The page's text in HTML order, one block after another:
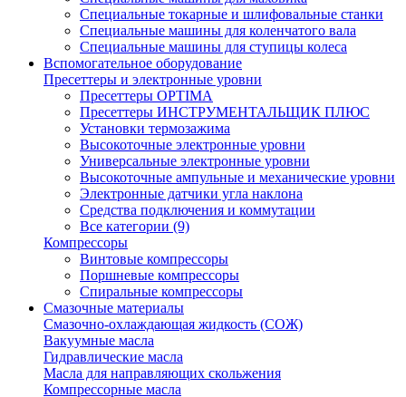
Специальные токарные и шлифовальные станки
Специальные машины для коленчатого вала
Специальные машины для ступицы колеса
Вспомогательное оборудование
Пресеттеры и электронные уровни
Пресеттеры OPTIMA
Пресеттеры ИНСТРУМЕНТАЛЬЩИК ПЛЮС
Установки термозажима
Высокоточные электронные уровни
Универсальные электронные уровни
Высокоточные ампульные и механические уровни
Электронные датчики угла наклона
Средства подключения и коммутации
Все категории (9)
Компрессоры
Винтовые компрессоры
Поршневые компрессоры
Спиральные компрессоры
Смазочные материалы
Смазочно-охлаждающая жидкость (СОЖ)
Вакуумные масла
Гидравлические масла
Масла для направляющих скольжения
Компрессорные масла